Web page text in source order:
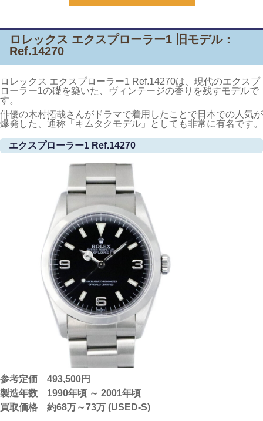
ロレックス エクスプローラー1 旧モデル：
Ref.14270
ロレックス エクスプローラー1 Ref.14270は、現代のエクスプ
ローラー1の礎を築いた、ヴィンテージの香りを残すモデルで
す。
俳優の木村拓哉さんがドラマで着用したことで日本での人気が
爆発した、通称「キムタクモデル」としても非常に有名です。
エクスプローラー1 Ref.14270
参考定価 493,500円
製造年数 1990年頃 ～ 2001年頃
買取価格 約68万～73万 (USED-S)